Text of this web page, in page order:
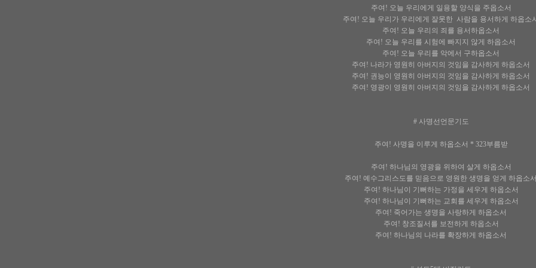
주여! 오늘 우리에게 일용할 양식을 주옵소서
주여! 오늘 우리가 우리에게 잘못한 사람을 용서하게 하옵소
주여! 오늘 우리의 죄를 용서하옵소서
주여! 오늘 우리를 시험에 빠지지 않게 하옵소서
주여! 오늘 우리를 악에서 구하옵소서
주여! 나라가 영원히 아버지의 것임을 감사하게 하옵소서
주여! 권능이 영원히 아버지의 것임을 감사하게 하옵소서
주여! 영광이 영원히 아버지의 것임을 감사하게 하옵소서
# 사명선언문기도
주여! 사명을 이루게 하옵소서 * 323부름받
주여! 하나님의 영광을 위하여 살게 하옵소서
주여! 예수그리스도를 믿음으로 영원한 생명을 얻게 하옵소
주여! 하나님이 기뻐하는 가정을 세우게 하옵소서
주여! 하나님이 기뻐하는 교회를 세우게 하옵소서
주여! 죽어가는 생명을 사랑하게 하옵소서
주여! 창조질서를 보전하게 하옵소서
주여! 하나님의 나라를 확장하게 하옵소서